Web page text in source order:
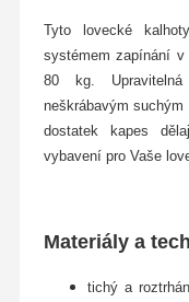
Tyto lovecké
systémem zapínání
80 kg.
neškrábavým
dostatek kapes
vybavení pro Vaše
Materiály a
tichý a